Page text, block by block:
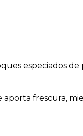
especiados de
frescura,